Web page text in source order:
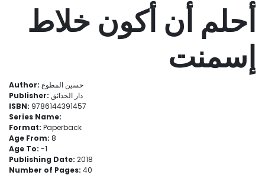
أحلم أن أكون خلاط
إسمنت
Author: حسين المطوع
Publisher: دار الحدائق
ISBN: 9786144391457
Series Name:
Format: Paperback
Age From: 8
Age To: - 1
Publishing Date: 2018
Number of Pages: 40